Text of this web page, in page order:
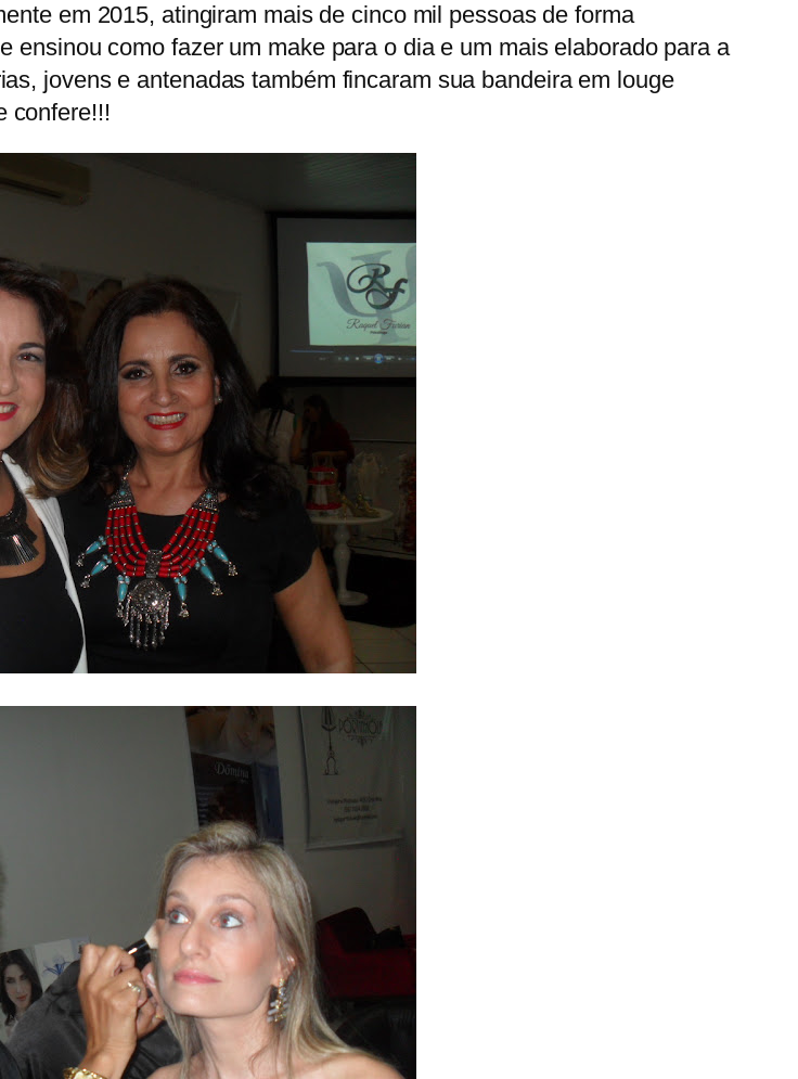
em 2015, atingiram mais de cinco mil pessoas de forma
ensinou como fazer um make para o dia e um mais elaborado para a
jovens e antenadas também fincaram sua bandeira em louge
confere!!!